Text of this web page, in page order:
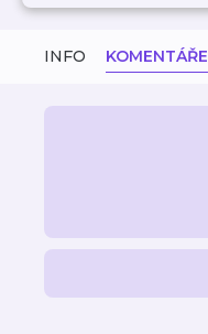
INFO KOMENTÁŘE